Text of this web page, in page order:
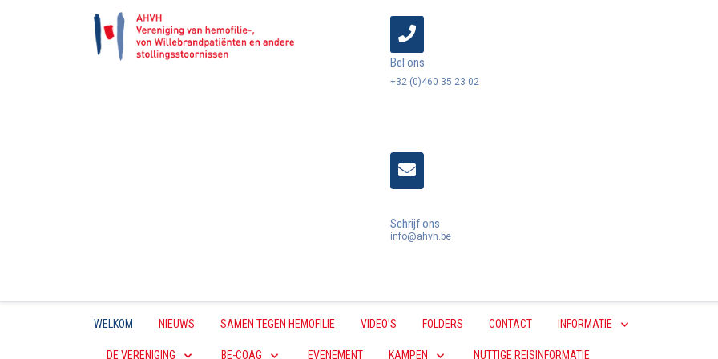
Bel ons
+32 (0)460 35 23 02
Schrijf ons
info@ahvh.be
WELKOM NIEUWS SAMEN TEGEN HEMOFILIE VIDEO’S FOLDERS CONTACT INFORMATIE
DE VERENIGING BE-COAG EVENEMENT KAMPEN NUTTIGE REISINFORMATIE